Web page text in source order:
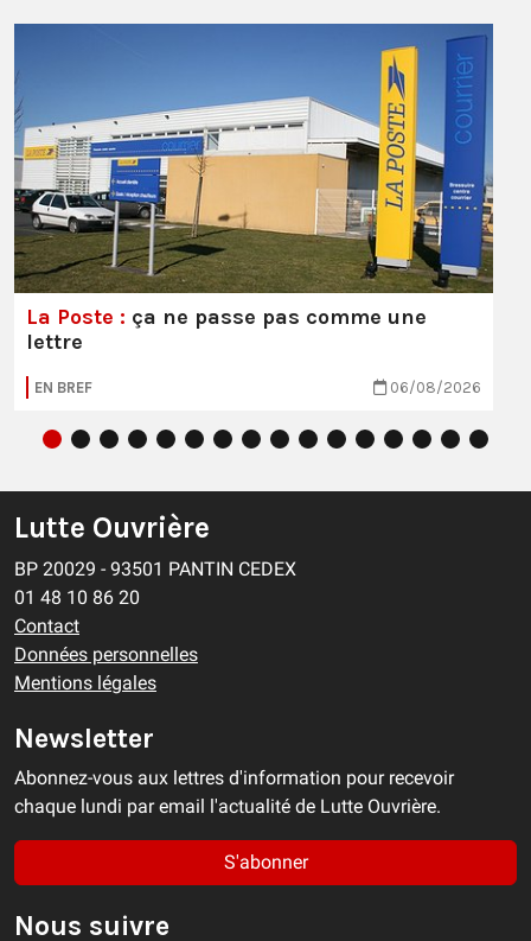
La Poste : ça ne passe pas comme une
lettre
EN BREF 06/08/2026
Lutte Ouvrière
BP 20029 - 93501 PANTIN CEDEX
01 48 10 86 20
Contact
Données personnelles
Mentions légales
Newsletter
Abonnez-vous aux lettres d'information pour recevoir
chaque lundi par email l'actualité de Lutte Ouvrière.
S'abonner
Nous suivre